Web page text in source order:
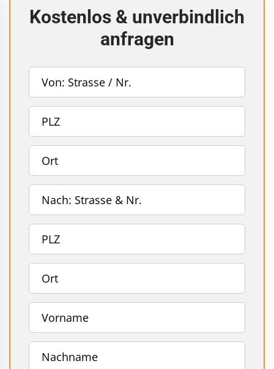
Kostenlos & unverbindlich
anfragen